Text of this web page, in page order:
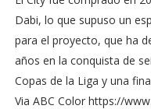
Dabi, lo que supuso un
para el proyecto, que ha
años en la conquista de
Copas de la Liga y una
Via ABC Color https://